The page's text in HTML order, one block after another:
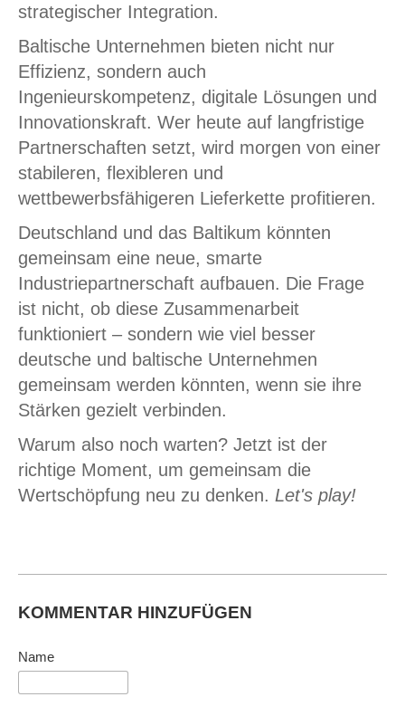
strategischer Integration.
Baltische Unternehmen bieten nicht nur
Effizienz, sondern auch
Ingenieurskompetenz, digitale Lösungen und
Innovationskraft. Wer heute auf langfristige
Partnerschaften setzt, wird morgen von einer
stabileren, flexibleren und
wettbewerbsfähigeren Lieferkette profitieren.
Deutschland und das Baltikum könnten
gemeinsam eine neue, smarte
Industriepartnerschaft aufbauen. Die Frage
ist nicht, ob diese Zusammenarbeit
funktioniert – sondern wie viel besser
deutsche und baltische Unternehmen
gemeinsam werden könnten, wenn sie ihre
Stärken gezielt verbinden.
Warum also noch warten? Jetzt ist der
richtige Moment, um gemeinsam die
Wertschöpfung neu zu denken. Let's play!
KOMMENTAR HINZUFÜGEN
Name